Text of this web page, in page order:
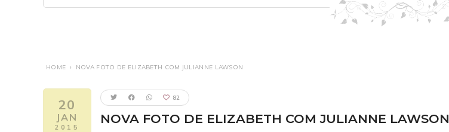
HOME › NOVA FOTO DE ELIZABETH COM JULIANNE LAWSON
20
JAN
2015
82
NOVA FOTO DE ELIZABETH COM JULIANNE LAWSON